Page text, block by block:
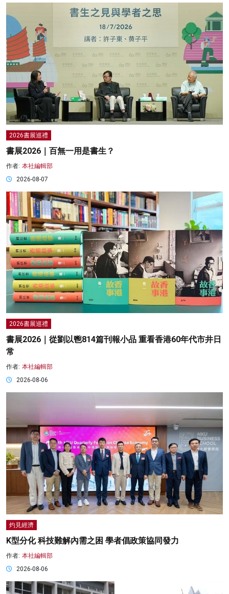
2026書展巡禮
書展2026｜百無一用是書生？
作者: 本社編輯部
2026-08-07
2026書展巡禮
書展2026｜從劉以鬯814篇刊報小品 重看香港60年代市井日
常
作者: 本社編輯部
2026-08-06
灼見經濟
K型分化 科技難解內需之困 學者倡政策協同發力
作者: 本社編輯部
2026-08-06